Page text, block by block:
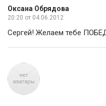
Оксана Обрядова
20:20 от 04.06.2012
Сергей! Желаем тебе